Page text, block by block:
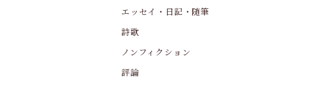
エッセイ・日記・随筆
詩歌
ノンフィクション
評論